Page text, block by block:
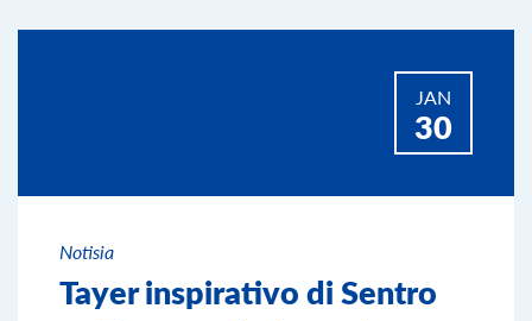
JAN
30
Notisia
Tayer inspirativo di Sentro